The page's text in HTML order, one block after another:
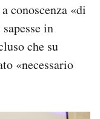
conoscenza «di
in
che su
«necessario